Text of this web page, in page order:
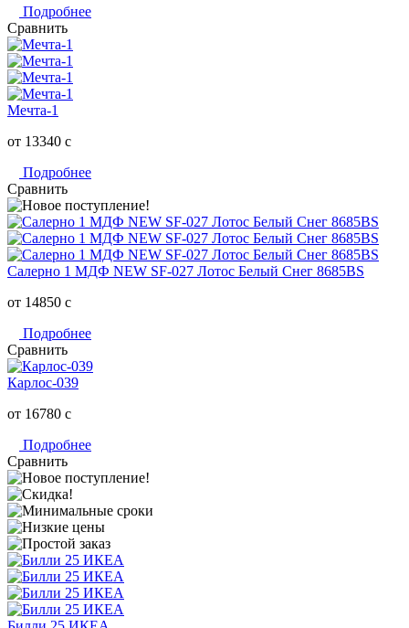
Подробнее
Сравнить
Мечта-1
от 13340 c
Подробнее
Сравнить
Салерно 1 МДФ NEW SF-027 Лотос Белый Снег 8685BS
от 14850 c
Подробнее
Сравнить
Карлос-039
от 16780 c
Подробнее
Сравнить